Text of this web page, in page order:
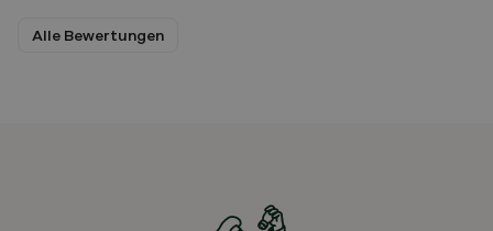
Alle Bewertungen